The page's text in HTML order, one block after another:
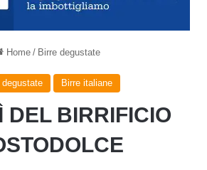
Home / Birre degustate
degustate Birre italiane
DEL BIRRIFICIO